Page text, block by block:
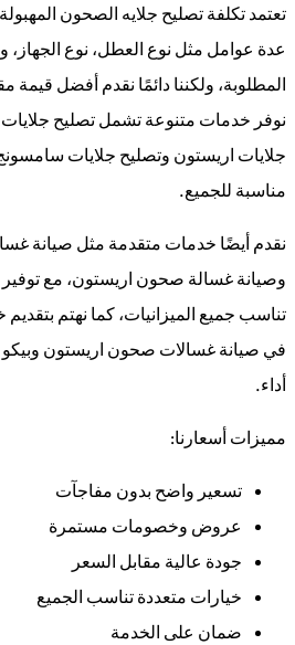
تعتمد تكلفة تصليح جلايه الصحون
عدة عوامل مثل نوع العطل، نوع الجهاز،
المطلوبة، ولكننا دائمًا نقدم أفضل قيمة
نوفر خدمات متنوعة تشمل تصليح جلايات
جلايات اريستون وتصليح جلايات سامسونج
مناسبة للجميع.
نقدم أيضًا خدمات متقدمة مثل صيانة
وصيانة غسالة صحون اريستون، مع توفير
تناسب جميع الميزانيات، كما نهتم
في صيانة غسالات صحون اريستون
أداء.
مميزات أسعارنا:
تسعير واضح بدون مفاجآت
عروض وخصومات مستمرة
جودة عالية مقابل السعر
خيارات متعددة تناسب الجميع
ضمان على الخدمة